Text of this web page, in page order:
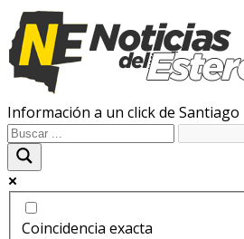
Información a un click de Santiago
Coincidencia exacta